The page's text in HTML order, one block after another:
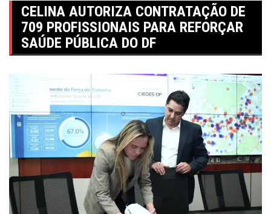
CELINA AUTORIZA CONTRATAÇÃO DE
709 PROFISSIONAIS PARA REFORÇAR
SAÚDE PÚBLICA DO DF